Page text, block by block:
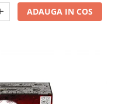
ADAUGA IN COS